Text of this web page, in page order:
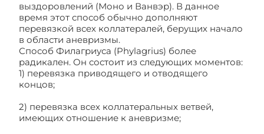
выздоровлений (Моно и Ванвэр). В данное
время этот способ обычно дополняют
перевязкой всех коллатералей, берущих начало
в области аневризмы.
Способ Филагриуса (Phylagrius) более
радикален. Он состоит из следующих моментов:
1) перевязка приводящего и отводящего
концов;
2) перевязка всех коллатеральных ветвей,
имеющих отношение к аневризме;